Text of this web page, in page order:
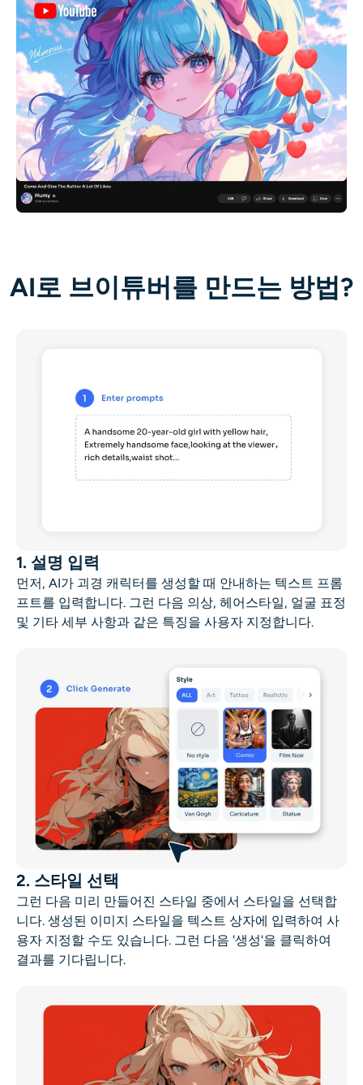
AI로 브이튜버를 만드는 방법?
1. 설명 입력
먼저, AI가 괴경 캐릭터를 생성할 때 안내하는 텍스트 프롬
프트를 입력합니다. 그런 다음 의상, 헤어스타일, 얼굴 표정
및 기타 세부 사항과 같은 특징을 사용자 지정합니다.
2. 스타일 선택
그런 다음 미리 만들어진 스타일 중에서 스타일을 선택합
니다. 생성된 이미지 스타일을 텍스트 상자에 입력하여 사
용자 지정할 수도 있습니다. 그런 다음 '생성'을 클릭하여
결과를 기다립니다.